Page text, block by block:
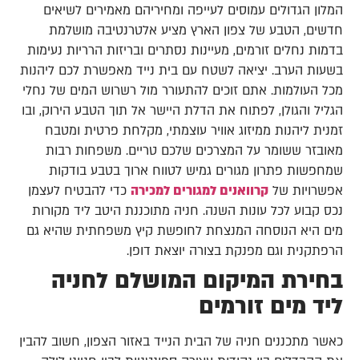
המלון הגדולים עמוסים לעייפה ומחיריהם מאמירים לשיאים
חדשים, הטבע של צפון הארץ מציע אלטרנטיבה מושלמת
בדמות נחלים זורמים, מעיינות נסתרים ובריזות הרריות נעימות
בשעות הערב. יציאה לשטח עם בית נייד מאפשרת לכם ליהנות
מכל העולמות. אתם זוכים להתעורר מול רשרוש המים של נחלי
הגליל והגולן, לפתוח את הדלת היישר אל תוך הטבע הירוק, ובו
זמנית ליהנות ממיזוג אוויר עוצמתי, מקלחת פרטית ומטבח
מאובזר ששומר על המצרכים שלכם טריים. משפחות רבות
שמחפשות פתרון מגורים גמיש לטווח ארוך בטבע בודקות
אפשרויות של קרוואנים למגורים למכירה כדי להבטיח לעצמן
נכס קבוע לכל עונות השנה. חניה מתוכננת היטב ליד מקורות
מים היא הנוסחה המנצחת לחופשת קיץ משפחתית שהיא גם
הרפתקנית וגם מפנקת בצורה יוצאת דופן.
בחירת המיקום המושלם לחניה
ליד מים זורמים
כאשר מתכננים חניה של הבית הנייד באזור הצפון, חשוב להבין